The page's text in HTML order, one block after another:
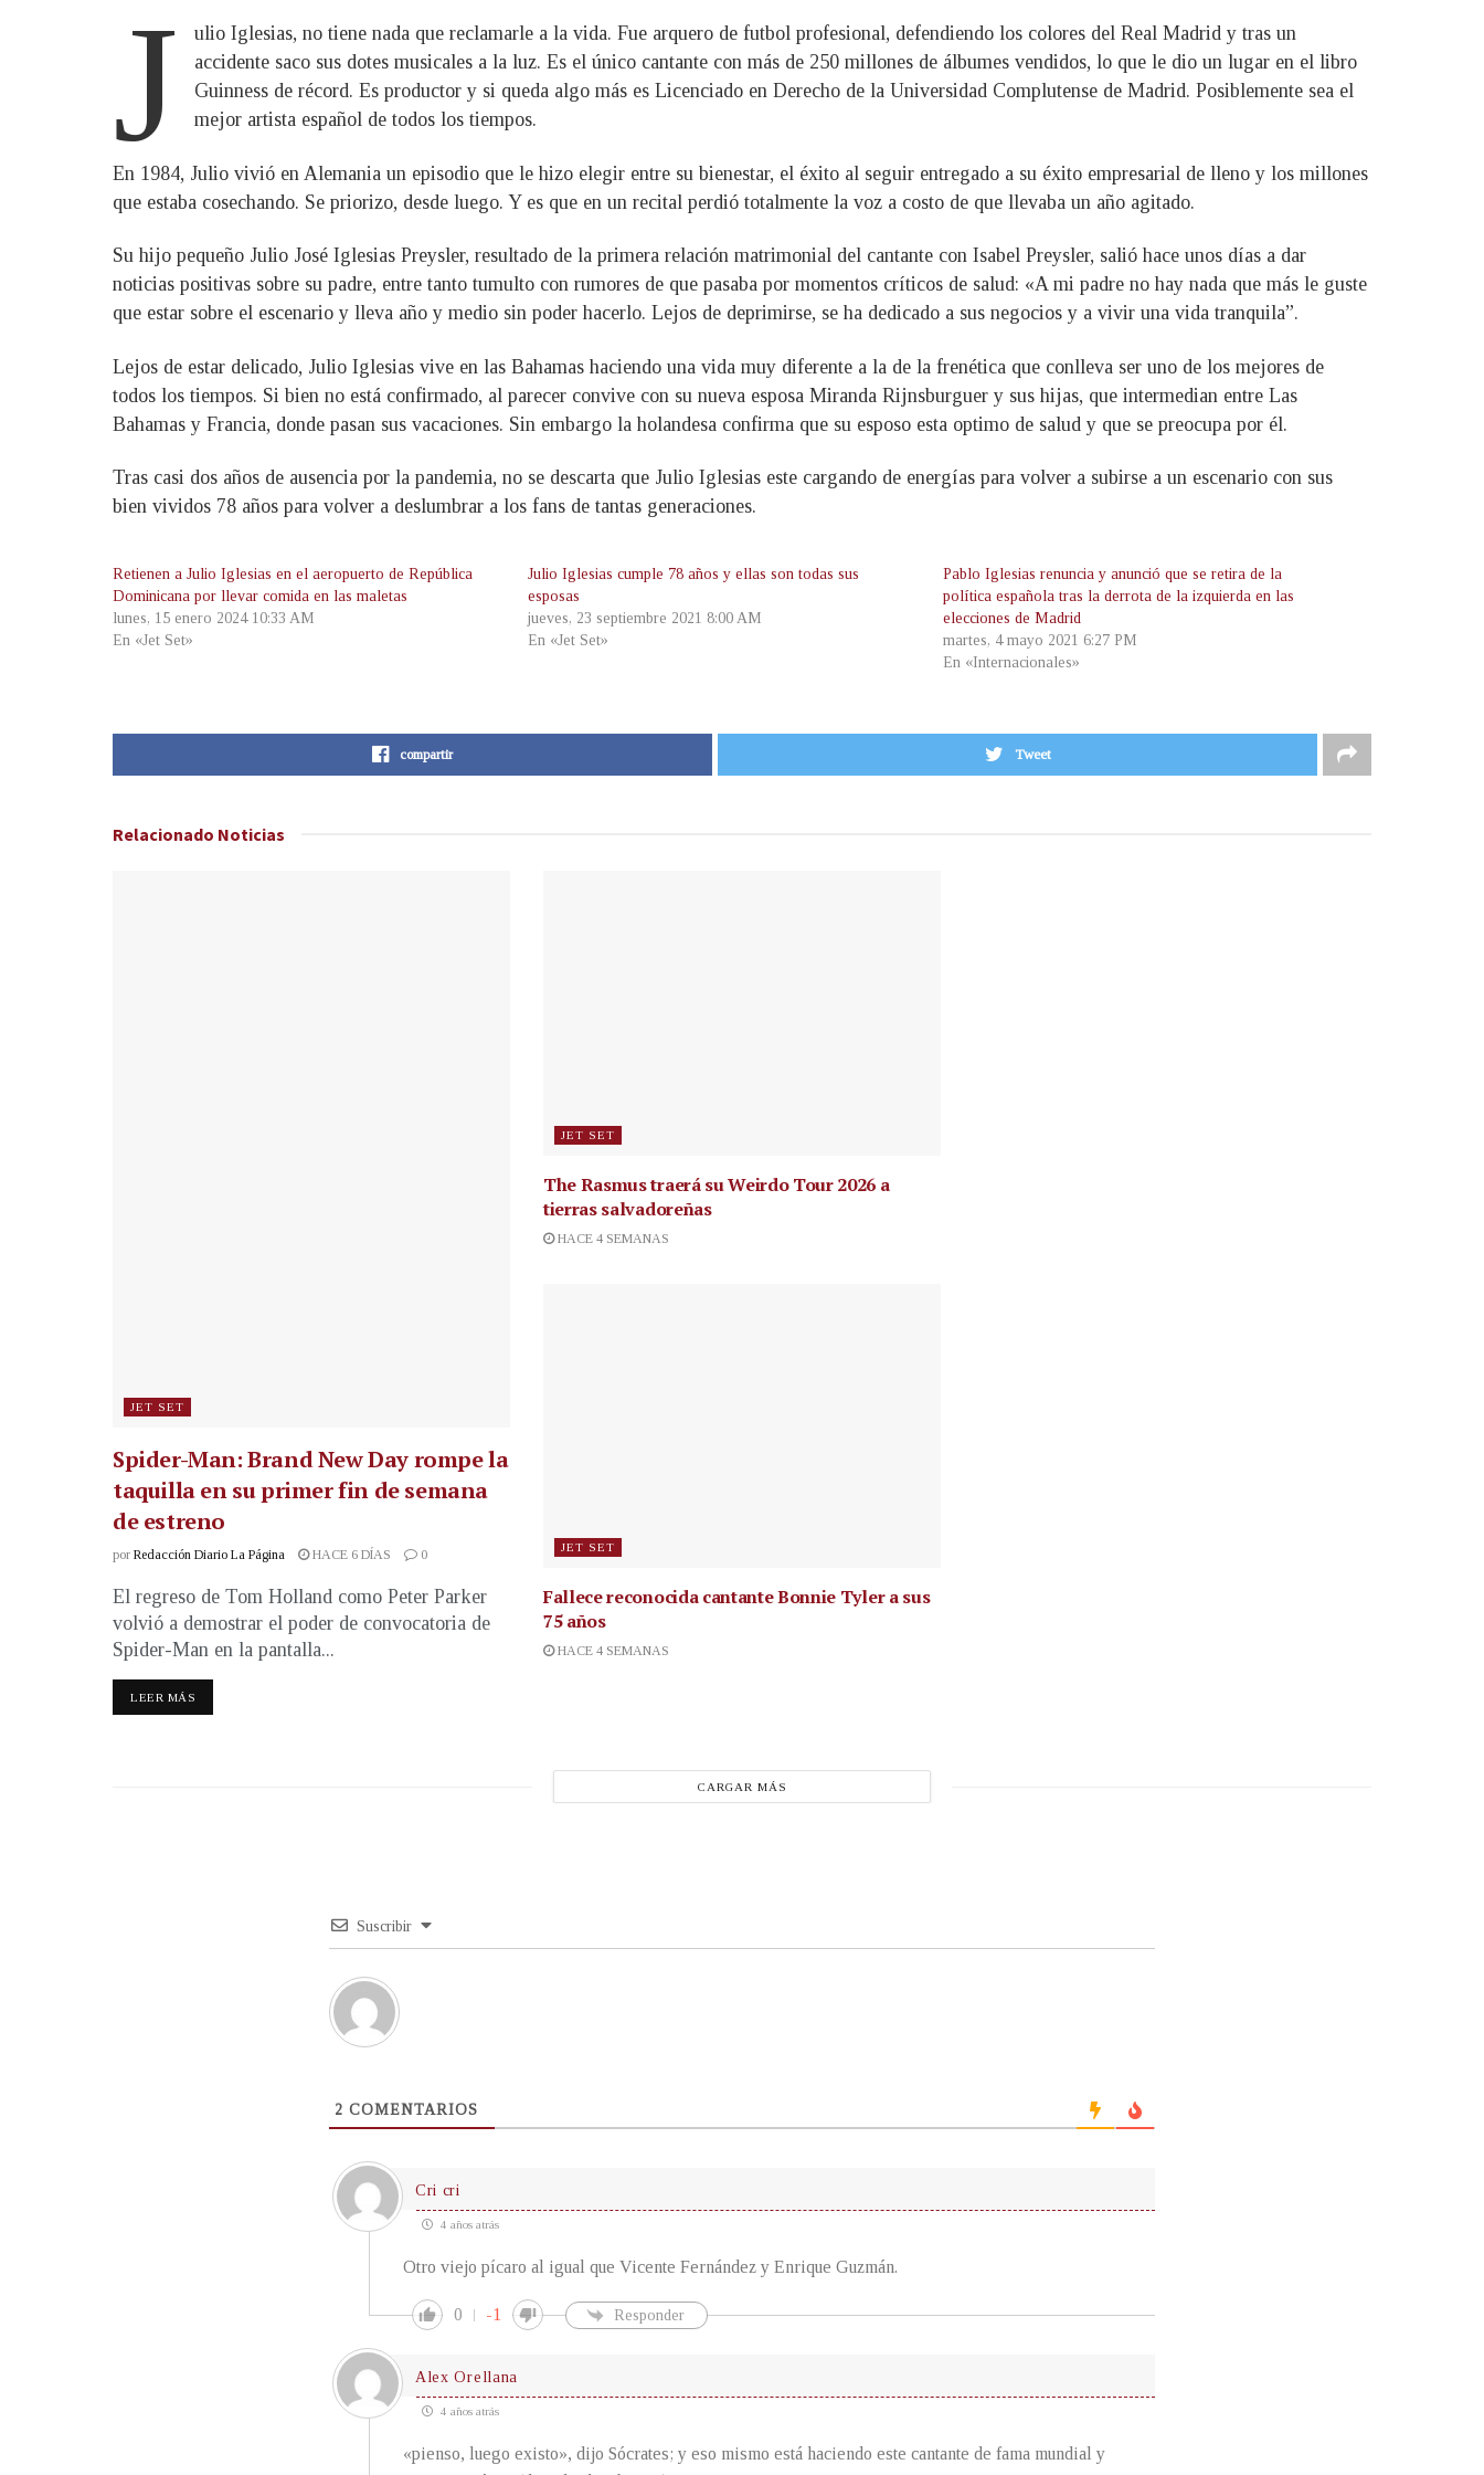
J
ulio Iglesias, no tiene nada que reclamarle a la vida. Fue arquero de futbol profesional, defendiendo los colores del Real Madrid y tras un
accidente saco sus dotes musicales a la luz. Es el único cantante con más de 250 millones de álbumes vendidos, lo que le dio un lugar en el libro
Guinness de récord. Es productor y si queda algo más es Licenciado en Derecho de la Universidad Complutense de Madrid. Posiblemente sea el
mejor artista español de todos los tiempos.
En 1984, Julio vivió en Alemania un episodio que le hizo elegir entre su bienestar, el éxito al seguir entregado a su éxito empresarial de lleno y los millones
que estaba cosechando. Se priorizo, desde luego. Y es que en un recital perdió totalmente la voz a costo de que llevaba un año agitado.
Su hijo pequeño Julio José Iglesias Preysler, resultado de la primera relación matrimonial del cantante con Isabel Preysler, salió hace unos días a dar
noticias positivas sobre su padre, entre tanto tumulto con rumores de que pasaba por momentos críticos de salud: «A mi padre no hay nada que más le guste
que estar sobre el escenario y lleva año y medio sin poder hacerlo. Lejos de deprimirse, se ha dedicado a sus negocios y a vivir una vida tranquila”.
Lejos de estar delicado, Julio Iglesias vive en las Bahamas haciendo una vida muy diferente a la de la frenética que conlleva ser uno de los mejores de
todos los tiempos. Si bien no está confirmado, al parecer convive con su nueva esposa Miranda Rijnsburguer y sus hijas, que intermedian entre Las
Bahamas y Francia, donde pasan sus vacaciones. Sin embargo la holandesa confirma que su esposo esta optimo de salud y que se preocupa por él.
Tras casi dos años de ausencia por la pandemia, no se descarta que Julio Iglesias este cargando de energías para volver a subirse a un escenario con sus
bien vividos 78 años para volver a deslumbrar a los fans de tantas generaciones.
Retienen a Julio Iglesias en el aeropuerto de República
Dominicana por llevar comida en las maletas
lunes, 15 enero 2024 10:33 AM
En «Jet Set»
Julio Iglesias cumple 78 años y ellas son todas sus
esposas
jueves, 23 septiembre 2021 8:00 AM
En «Jet Set»
Pablo Iglesias renuncia y anunció que se retira de la
política española tras la derrota de la izquierda en las
elecciones de Madrid
martes, 4 mayo 2021 6:27 PM
En «Internacionales»
compartir Tweet
Relacionado Noticias
JET SET
Spider-Man: Brand New Day rompe la
taquilla en su primer fin de semana
de estreno
por Redacción Diario La Página HACE 6 DÍAS 0
El regreso de Tom Holland como Peter Parker
volvió a demostrar el poder de convocatoria de
Spider-Man en la pantalla...
LEER MÁS
JET SET
The Rasmus traerá su Weirdo Tour 2026 a
tierras salvadoreñas
HACE 4 SEMANAS
JET SET
Fallece reconocida cantanteBonnie Tyler a sus
75 años
HACE 4 SEMANAS
CARGAR MÁS
Suscribir
2 COMENTARIOS
Cri cri
4 años atrás
Otro viejo pícaro al igual que Vicente Fernández y Enrique Guzmán.
0 -1 Responder
Alex Orellana
4 años atrás
«pienso, luego existo», dijo Sócrates; y eso mismo está haciendo este cantante de fama mundial y